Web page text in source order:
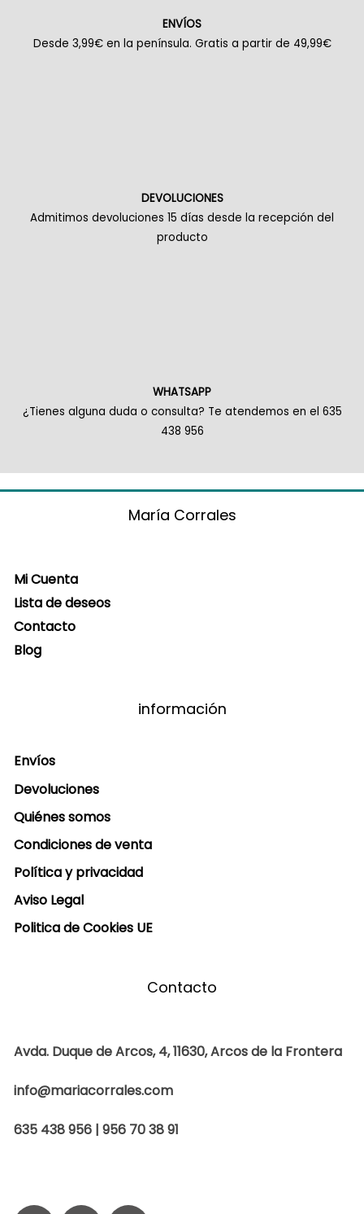
ENVÍOS
Desde 3,99€ en la península. Gratis a partir de 49,99€
DEVOLUCIONES
Admitimos devoluciones 15 días desde la recepción del
producto
WHATSAPP
¿Tienes alguna duda o consulta? Te atendemos en el 635
438 956
María Corrales
Mi Cuenta
Lista de deseos
Contacto
Blog
información
Envíos
Devoluciones
Quiénes somos
Condiciones de venta
Política y privacidad
Aviso Legal
Politica de Cookies UE
Contacto
Avda. Duque de Arcos, 4, 11630, Arcos de la Frontera
info@mariacorrales.com
635 438 956 | 956 70 38 91